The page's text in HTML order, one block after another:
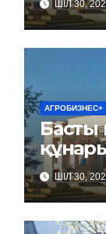
ШІЛ 30,
АГРОБИЗНЕС+
Басты
ШІЛ 30,